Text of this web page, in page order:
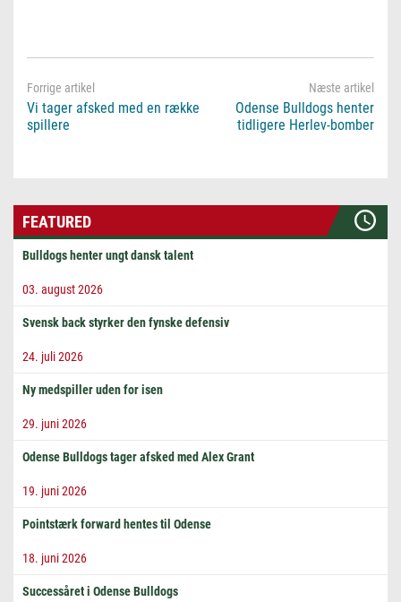
Vi tager afsked med en række
spillere
Odense Bulldogs henter
tidligere Herlev-bomber
FEATURED
Bulldogs henter ungt dansk talent
03. august 2026
Svensk back styrker den fynske defensiv
24. juli 2026
Ny medspiller uden for isen
29. juni 2026
Odense Bulldogs tager afsked med Alex Grant
19. juni 2026
Pointstærk forward hentes til Odense
18. juni 2026
Successåret i Odense Bulldogs